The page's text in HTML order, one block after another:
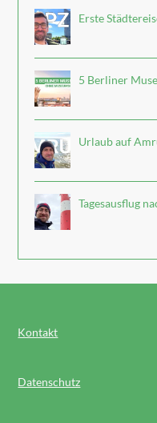
Erste
5 Berliner
Urlaub auf
Tagesausflug
Kontakt
Datenschutz